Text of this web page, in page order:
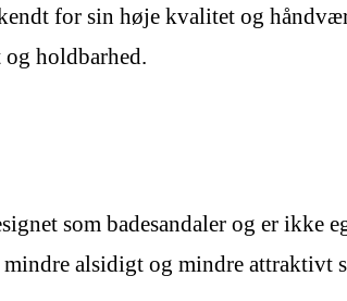
for sin høje kvalitet og
holdbarhed.
som badesandaler og er ikke
alsidigt og mindre attraktivt